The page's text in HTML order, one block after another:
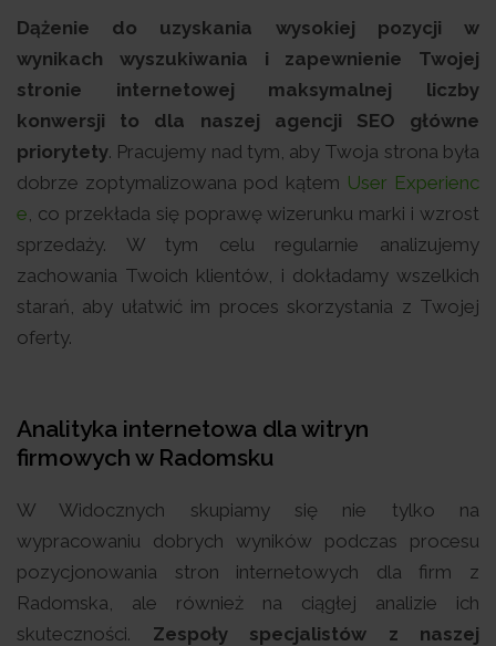
Dążenie do uzyskania wysokiej pozycji w
wynikach wyszukiwania i zapewnienie Twojej
stronie internetowej maksymalnej liczby
konwersji to dla naszej agencji SEO główne
priorytety. Pracujemy nad tym, aby Twoja strona była
dobrze zoptymalizowana pod kątem User Experienc
e , co przekłada się poprawę wizerunku marki i wzrost
sprzedaży. W tym celu regularnie analizujemy
zachowania Twoich klientów, i dokładamy wszelkich
starań, aby ułatwić im proces skorzystania z Twojej
oferty.
Analityka internetowa dla witryn
firmowych w Radomsku
W Widocznych skupiamy się nie tylko na
wypracowaniu dobrych wyników podczas procesu
pozycjonowania stron internetowych dla firm z
Radomska, ale również na ciągłej analizie ich
skuteczności. Zespoły specjalistów z naszej